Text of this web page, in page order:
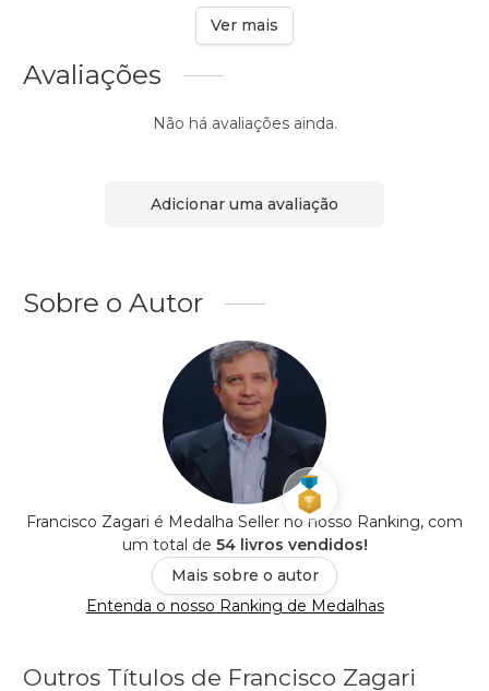
Ver mais
Avaliações
Não há avaliações ainda.
Adicionar uma avaliação
Sobre o Autor
Francisco Zagari é Medalha Seller no nosso Ranking, com
um total de 54 livros vendidos!
Mais sobre o autor
Entenda o nosso Ranking de Medalhas
Outros Títulos de Francisco Zagari